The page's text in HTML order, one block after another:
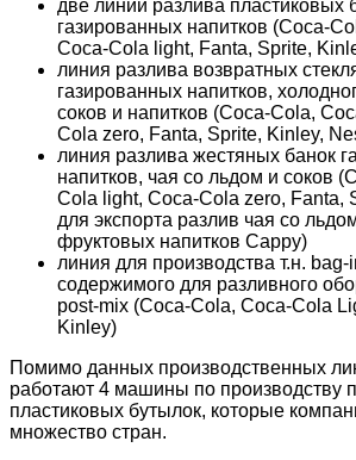
две линии разлива пластиковых
газированных напитков (Coca-
Coca-Cola light, Fanta, Sprite,
линия разлива возвратных
газированных напитков,
соков и напитков (Coca-Cola,
Cola zero, Fanta, Sprite, Kinley,
линия разлива жестяных банок
напитков, чая со льдом и соков
Cola light, Coca-Cola zero, Fanta,
для экспорта разлив чая со
фруктовых напитков Cappy)
линия для производства т.н. bag-
содержимого для разливного
post-mix (Coca-Cola, Coca-Cola
Kinley)
Помимо данных производственных
работают 4 машины по производству
пластиковых бутылок, которые
множество стран.